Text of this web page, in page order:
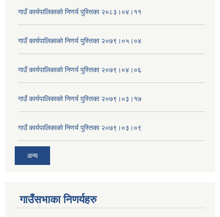
गाउँ कार्यपालिकाको निणर्य पुस्तिका २०८३।०४।११
गाउँ कार्यपालिकाको निणर्य पुस्तिका २०७९।०५।०४
गाउँ कार्यपालिकाको निणर्य पुस्तिका २०७९।०४।०६
गाउँ कार्यपालिकाको निणर्य पुस्तिका २०७९।०३।१७
गाउँ कार्यपालिकाको निणर्य पुस्तिका २०७९।०३।०९
अन्य
गाउँसभाका निणर्यहरु